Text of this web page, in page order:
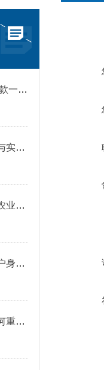
经典/回顾：野外自动气象站一款一目了然的小型气象站
光伏电站环境检测仪功能详解与实际应用
物联网虫情性诱监测系统：为农业虫情把脉
农田小型气象站：如何成为农户身边的“田间气象顾问”?
土壤土壤墒情监测监测器，有何重要作用？